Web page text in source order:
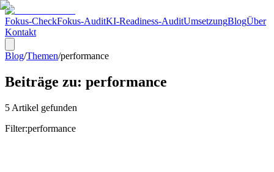
Fokus-CheckFokus-AuditKI-Readiness-AuditUmsetzungBlogÜber
Kontakt
Blog/Themen/performance
Beiträge zu: performance
5 Artikel gefunden
Filter:performance